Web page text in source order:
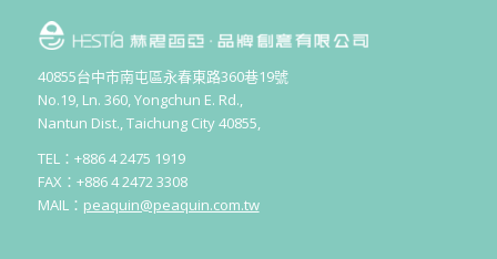
40855台中市南屯區永春東路360巷19號
No.19, Ln. 360, Yongchun E. Rd.,
Nantun Dist., Taichung City 40855,
TEL：+886 4 2475 1919
FAX：+886 4 2472 3308
MAIL： peaquin@peaquin.com.tw